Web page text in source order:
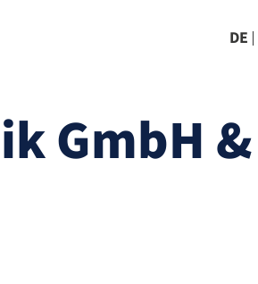
DE
GmbH &